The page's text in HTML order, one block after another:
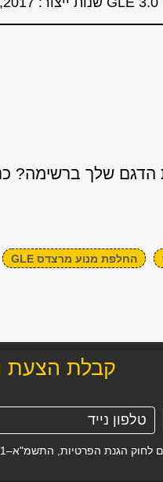
שלך ברשימה?
החלפת מנוע מרצדס GLE
קבלת הצעת
התשמ"א–1981 (כולל תיקון 13), ובהתאם ל